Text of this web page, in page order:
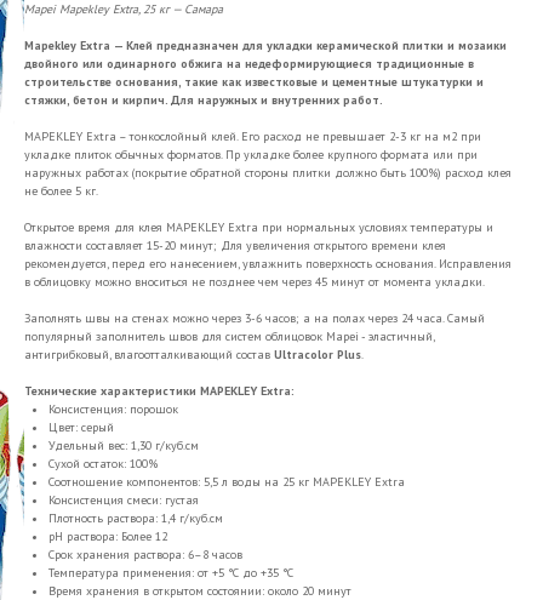
Mapei Mapekley Extra, 25 кг — Самара
Mapekley Extra — Клей предназначен для укладки керамической плитки и мозаики
двойного или одинарного обжига на недеформирующиеся традиционные в
строительстве основания, такие как известковые и цементные штукатурки и
стяжки, бетон и кирпич. Для наружных и внутренних работ.
MAPEKLEY Extra – тонкослойный клей. Его расход не превышает 2-3 кг на м2 при
укладке плиток обычных форматов. Пр укладке более крупного формата или при
наружных работах (покрытие обратной стороны плитки должно быть 100%) расход клея
не более 5 кг.
Открытое время для клея MAPEKLEY Extra при нормальных условиях температуры и
влажности составляет 15-20 минут; Для увеличения открытого времени клея
рекомендуется, перед его нанесением, увлажнить поверхность основания. Исправления
в облицовку можно вноситься не позднее чем через 45 минут от момента укладки.
Заполнять швы на стенах можно через 3-6 часов; а на полах через 24 часа. Самый
популярный заполнитель швов для систем облицовок Mapei - эластичный,
антигрибковый, влагоотталкивающий состав Ultracolor Plus.
Технические характеристики MAPEKLEY Extra:
Консистенция: порошок
Цвет: серый
Удельный вес: 1,30 г/куб.см
Сухой остаток: 100%
Соотношение компонентов: 5,5 л воды на 25 кг MAPEKLEY Extra
Консистенция смеси: густая
Плотность раствора: 1,4 г/куб.см
pH раствора: Более 12
Срок хранения раствора: 6–8 часов
Температура применения: от +5 °С до +35 °С
Время хранения в открытом состоянии: около 20 минут